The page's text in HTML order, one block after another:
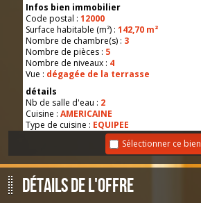
Infos bien immobilier
Code postal :12000
Surface habitable (m²) :142,70 m²
Nombre de chambre(s) : 3
Nombre de pièces : 5
Nombre de niveaux : 4
Vue : dégagée de la terrasse
détails
Nb de salle d'eau : 2
Cuisine :AMERICAINE
Type de cuisine : EQUIPEE
Mode de chauffage :Gaz
Radiateur
Format de chauffage :Individuel
Murs mitoyens :2
Exposition :SUD
Sélectionner ce bien
Détails de l'offre